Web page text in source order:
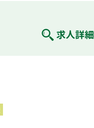
求人詳細